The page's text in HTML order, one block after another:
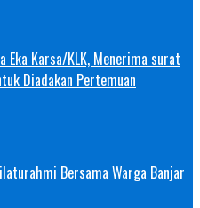
Eka Karsa/KLK, Menerima surat
Diadakan Pertemuan
Bersama Warga Banjar